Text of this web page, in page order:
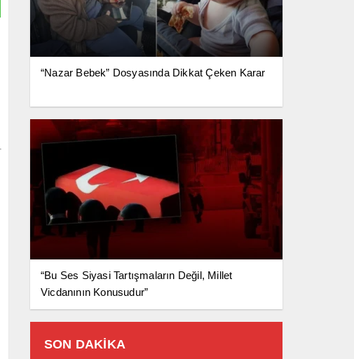
“Nazar Bebek” Dosyasında Dikkat Çeken Karar
“Bu Ses Siyasi Tartışmaların Değil, Millet
Vicdanının Konusudur”
SON DAKİKA